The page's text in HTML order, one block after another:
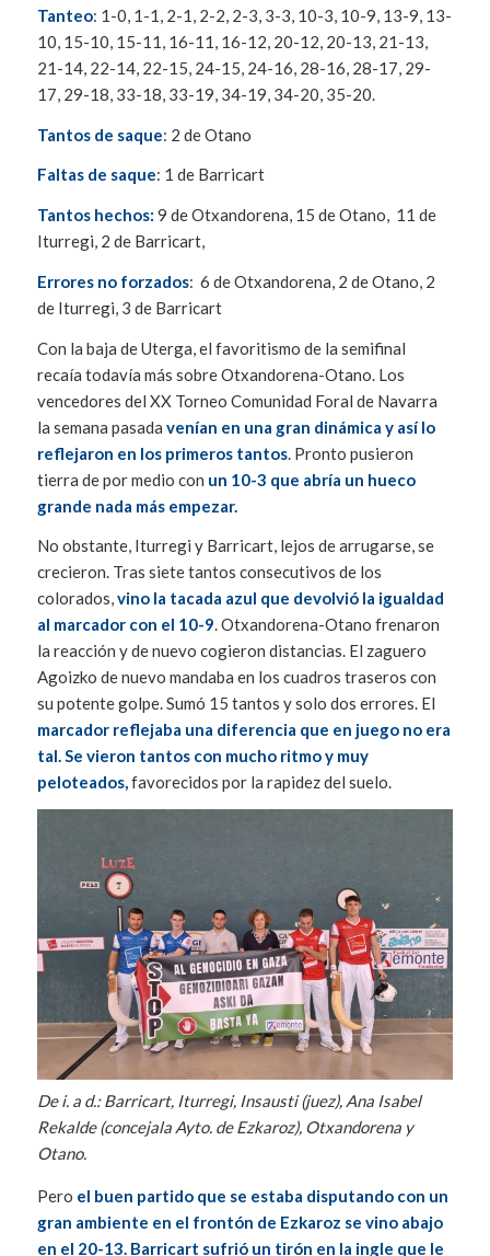
Tanteo: 1-0, 1-1, 2-1, 2-2, 2-3, 3-3, 10-3, 10-9, 13-9, 13-
10, 15-10, 15-11, 16-11, 16-12, 20-12, 20-13, 21-13,
21-14, 22-14, 22-15, 24-15, 24-16, 28-16, 28-17, 29-
17, 29-18, 33-18, 33-19, 34-19, 34-20, 35-20.
Tantos de saque: 2 de Otano
Faltas de saque: 1 de Barricart
Tantos hechos: 9 de Otxandorena, 15 de Otano, 11 de
Iturregi, 2 de Barricart,
Errores no forzados: 6 de Otxandorena, 2 de Otano, 2
de Iturregi, 3 de Barricart
Con la baja de Uterga, el favoritismo de la semifinal
recaía todavía más sobre Otxandorena-Otano. Los
vencedores del XX Torneo Comunidad Foral de Navarra
la semana pasada venían en una gran dinámica y así lo
reflejaron en los primeros tantos. Pronto pusieron
tierra de por medio con un 10-3 que abría un hueco
grande nada más empezar.
No obstante, Iturregi y Barricart, lejos de arrugarse, se
crecieron. Tras siete tantos consecutivos de los
colorados,vino la tacada azul que devolvió la igualdad
al marcador con el 10-9. Otxandorena-Otano frenaron
la reacción y de nuevo cogieron distancias. El zaguero
Agoizko de nuevo mandaba en los cuadros traseros con
su potente golpe. Sumó 15 tantos y solo dos errores. El
marcador reflejaba una diferencia que en juego no era
tal. Se vieron tantos con mucho ritmo y muy
peloteados,favorecidos por la rapidez del suelo.
De i. a d.: Barricart, Iturregi, Insausti (juez), Ana Isabel
Rekalde (concejala Ayto. de Ezkaroz), Otxandorena y
Otano.
Pero el buen partido que se estaba disputando con un
gran ambiente en el frontón de Ezkaroz se vino abajo
en el 20-13. Barricart sufrió un tirón en la ingle que le